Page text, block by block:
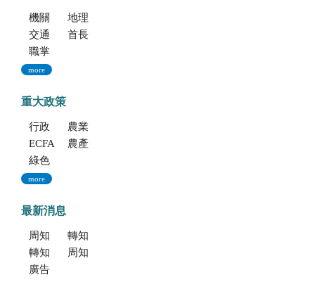
機關簡介
地理位置及農業環境
交通指南
首長專區
職掌與組織編制
more
重大政策
行政院重大政策(連結至行政院)
農業部重大政策(連結至農業部)
ECFA專區
農產業保險(連結至農糧署)
綠色環境給付計畫(連結至農糧署)
more
最新消息
周知文化部「2027年文化部百大文化基地徵選獎勵簡章」，歡迎踴躍參加。
轉知考選部「115年建築師、技師、大地工程技師（第二階段考試）、 不動產經紀人、記帳士考試」報名訊息
轉知海洋委員會海洋保育署「2026海洋保育創意短影音競賽」活動資訊
周知文化部文化資產局訂於115年9月19日至20日辦理「2026年全國古蹟日活動」
廣告文宣「116年度軍公教員工待遇提升方案」政策圖文說明